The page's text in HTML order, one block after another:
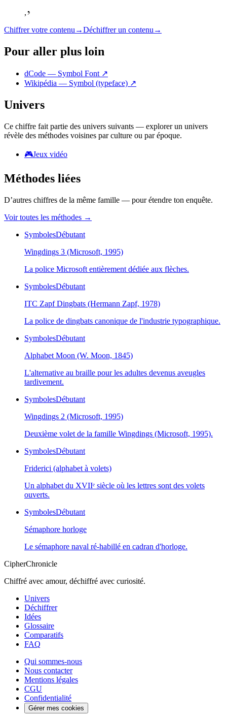
,
Chiffrer votre contenu →Déchiffrer un contenu →
Pour aller plus loin
dCode — Symbol Font ↗
Wikipédia — Symbol (typeface) ↗
Univers
Ce chiffre fait partie des univers suivants — explorer un univers
révèle des méthodes voisines par culture ou par époque.
🎮Jeux vidéo
Méthodes liées
D’autres chiffres de la même famille — pour étendre ton enquête.
Voir toutes les méthodes →
SymbolesDébutant
Wingdings 3 (Microsoft, 1995)
La police Microsoft entièrement dédiée aux flèches.
SymbolesDébutant
ITC Zapf Dingbats (Hermann Zapf, 1978)
La police de dingbats canonique de l'industrie typographique.
SymbolesDébutant
Alphabet Moon (W. Moon, 1845)
L'alternative au braille pour les adultes devenus aveugles
tardivement.
SymbolesDébutant
Wingdings 2 (Microsoft, 1995)
Deuxième volet de la famille Wingdings (Microsoft, 1995).
SymbolesDébutant
Friderici (alphabet à volets)
Un alphabet du XVIIᵉ siècle où les lettres sont des volets
ouverts.
SymbolesDébutant
Sémaphore horloge
Le sémaphore naval ré-habillé en cadran d'horloge.
CipherChronicle
Chiffré avec amour, déchiffré avec curiosité.
Univers
Déchiffrer
Idées
Glossaire
Comparatifs
FAQ
Qui sommes-nous
Nous contacter
Mentions légales
CGU
Confidentialité
Gérer mes cookies